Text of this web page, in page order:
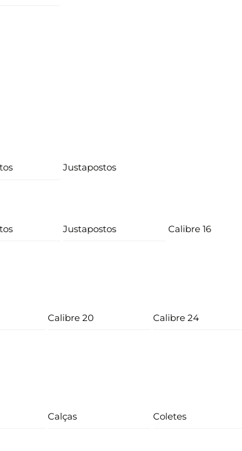
Justapostos
Justapostos Calibre 16
Calibre 20 Calibre 24
Calças Coletes